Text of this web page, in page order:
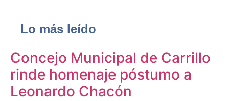
Lo más leído
Concejo Municipal de Carrillo
rinde homenaje póstumo a
Leonardo Chacón